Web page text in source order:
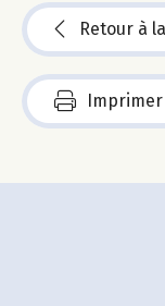
Retour à